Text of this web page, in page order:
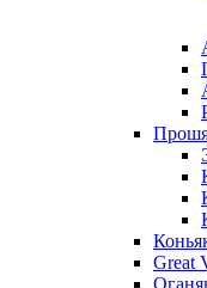
Great